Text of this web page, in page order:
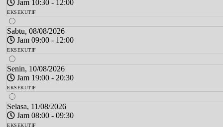
Jam 10:30 - 12:00
EKSEKUTIF
Sabtu, 08/08/2026
Jam 09:00 - 12:00
EKSEKUTIF
Senin, 10/08/2026
Jam 19:00 - 20:30
EKSEKUTIF
Selasa, 11/08/2026
Jam 08:00 - 09:30
EKSEKUTIF